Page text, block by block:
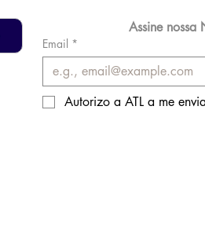
Assine nossa
Email *
Autorizo a ATL a me